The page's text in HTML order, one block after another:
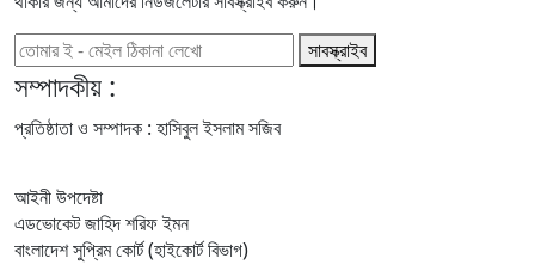
সাবস্ক্রাইব
সম্পাদকীয় :
প্রতিষ্ঠাতা ও সম্পাদক : হাসিবুল ইসলাম সজিব
আইনী উপদেষ্টা
এডভোকেট জাহিদ শরিফ ইমন
বাংলাদেশ সুপ্রিম কোর্ট (হাইকোর্ট বিভাগ)